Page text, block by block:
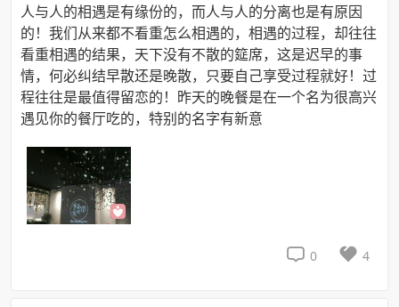
人与人的相遇是有缘份的，而人与人的分离也是有原因
的！我们从来都不看重怎么相遇的，相遇的过程，却往往
看重相遇的结果，天下没有不散的筵席，这是迟早的事
情，何必纠结早散还是晚散，只要自己享受过程就好！过
程往往是最值得留恋的！昨天的晚餐是在一个名为很高兴
遇见你的餐厅吃的，特别的名字有新意
 0  4